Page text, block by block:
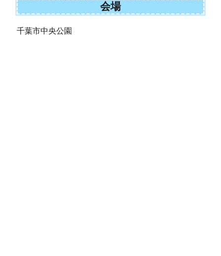
会場
千葉市中央公園